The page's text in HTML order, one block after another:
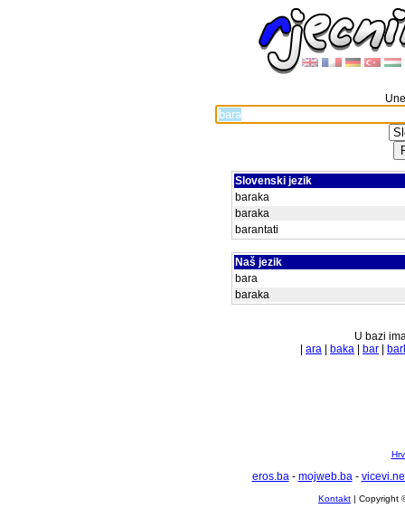
Slovenski jezik
baraka
baraka
barantati
Naš jezik
bara
baraka
U bazi
ara baka bar
eros.ba- mojweb.ba-
Kontakt | Copyright